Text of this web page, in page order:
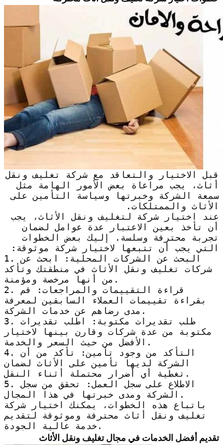
قبل الاختيار والتعاقد مع شركة تغليف ونقل
أثاث، يجب مراعاة بعض الأمور الهامة مثل
سمعة الشركة وخبرتها وسياسة التأمين على
الأثاث والممتلكات.
عند اختيار شركة لتغليف ونقل الأثاث، يجب
أن تأخذ بعين الاعتبار عدة عوامل لضمان
تجربة محترفة وسلسة. إليك بعض الخطوات
التي يجب أن تتبعها لاختيار شركة موثوقة:
1. البحث عن الشركات المحلية: ابحث عن
شركات تغليف ونقل الأثاث في منطقتك وتأكد
من أنها مرخصة ومؤمنة.
2. قراءة التقييمات والمراجعات: قم
بقراءة تقييمات العملاء السابقين لمعرفة
مدى رضاهم عن خدمات الشركة.
3. طلب تقديرات مكتوبة: اطلب تقديرات
مكتوبة من عدة شركات وقارن بينها لاختيار
الأفضل من حيث السعر والخدمة.
4. التأكد من وجود تأمين: تأكد من أن
الشركة لديها تأمين على الأثاث لضمان
تغطية أي أضرار محتملة أثناء النقل.
5. الاطلاع على سجل العمل: تحقق من سجل
الشركة ومدى خبرتها في هذا المجال.
باتباع هذه الخطوات، يمكنك اختيار شركة
تغليف ونقل أثاث محترفة وموثوقة لتقديم
خدمة عالية الجودة.
تقديم أفضل الخدمات في مجال تغليف ونقل الأثاث